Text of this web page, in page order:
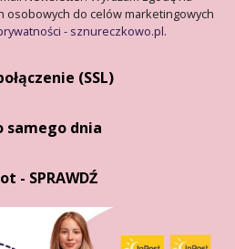
osobowych do celów marketingowych
- sznureczkowo.pl.
(SSL)
samego dnia
- SPRAWDŹ